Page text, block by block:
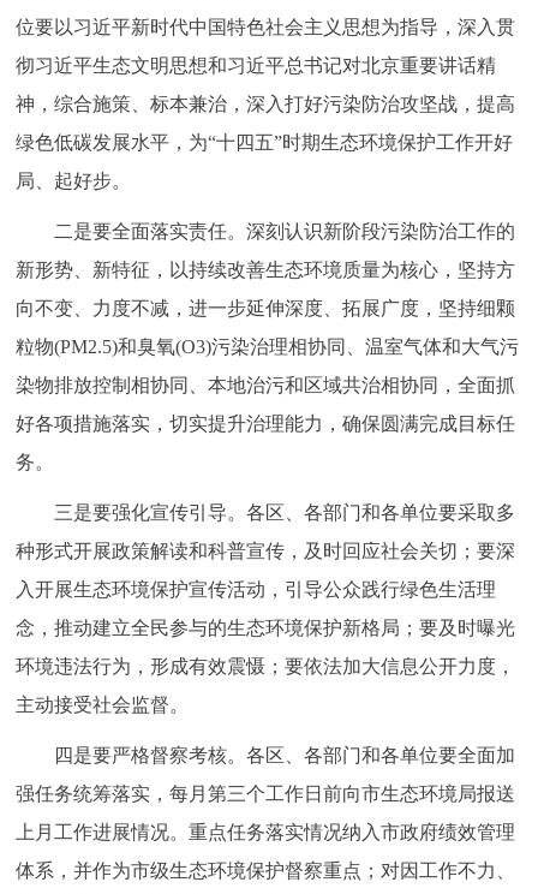
走进北京
绿色北京 图说北京 视频北京
ENGLISH 한국어 日本語
DEUTSCH FRANÇAIS РУССКИЙ ЯЗЫК
ESPAÑOL العربية PORTUGUÊS
位要以习近平新时代中国特色社会主义思想为指导，深入贯
彻习近平生态文明思想和习近平总书记对北京重要讲话精
神，综合施策、标本兼治，深入打好污染防治攻坚战，提高
绿色低碳发展水平，为“十四五”时期生态环境保护工作开好
局、起好步。
二是要全面落实责任。深刻认识新阶段污染防治工作的
新形势、新特征，以持续改善生态环境质量为核心，坚持方
向不变、力度不减，进一步延伸深度、拓展广度，坚持细颗
粒物(PM2.5)和臭氧(O3)污染治理相协同、温室气体和大气污
染物排放控制相协同、本地治污和区域共治相协同，全面抓
好各项措施落实，切实提升治理能力，确保圆满完成目标任
务。
三是要强化宣传引导。各区、各部门和各单位要采取多
种形式开展政策解读和科普宣传，及时回应社会关切；要深
入开展生态环境保护宣传活动，引导公众践行绿色生活理
念，推动建立全民参与的生态环境保护新格局；要及时曝光
环境违法行为，形成有效震慑；要依法加大信息公开力度，
主动接受社会监督。
四是要严格督察考核。各区、各部门和各单位要全面加
强任务统筹落实，每月第三个工作日前向市生态环境局报送
上月工作进展情况。重点任务落实情况纳入市政府绩效管理
体系，并作为市级生态环境保护督察重点；对因工作不力、